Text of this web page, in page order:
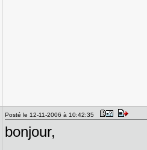
Posté le 12-11-2006 à 10:42:35
bonjour,